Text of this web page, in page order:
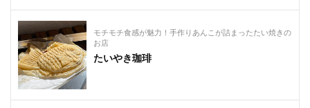
モチモチ食感が魅力！手作りあんこが詰まったたい焼きの
お店
たいやき珈琲